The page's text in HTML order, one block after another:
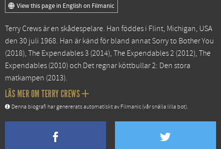
View this page in English on Filmanic
Terry Crews är en skådespelare. Han föddes i Flint, Michigan, USA
den 30 juli 1968. Han är känd för bland annat Sorry to Bother You
(2018), The Expendables 3 (2014), The Expendables 2 (2012), The
Expendables (2010) och Det regnar köttbullar 2: Den stora
matkampen (2013).
LÄS MER OM TERRY CREWS
Denna biografi har genererats automatiskt av Filmanic (vår snälla lilla bot).